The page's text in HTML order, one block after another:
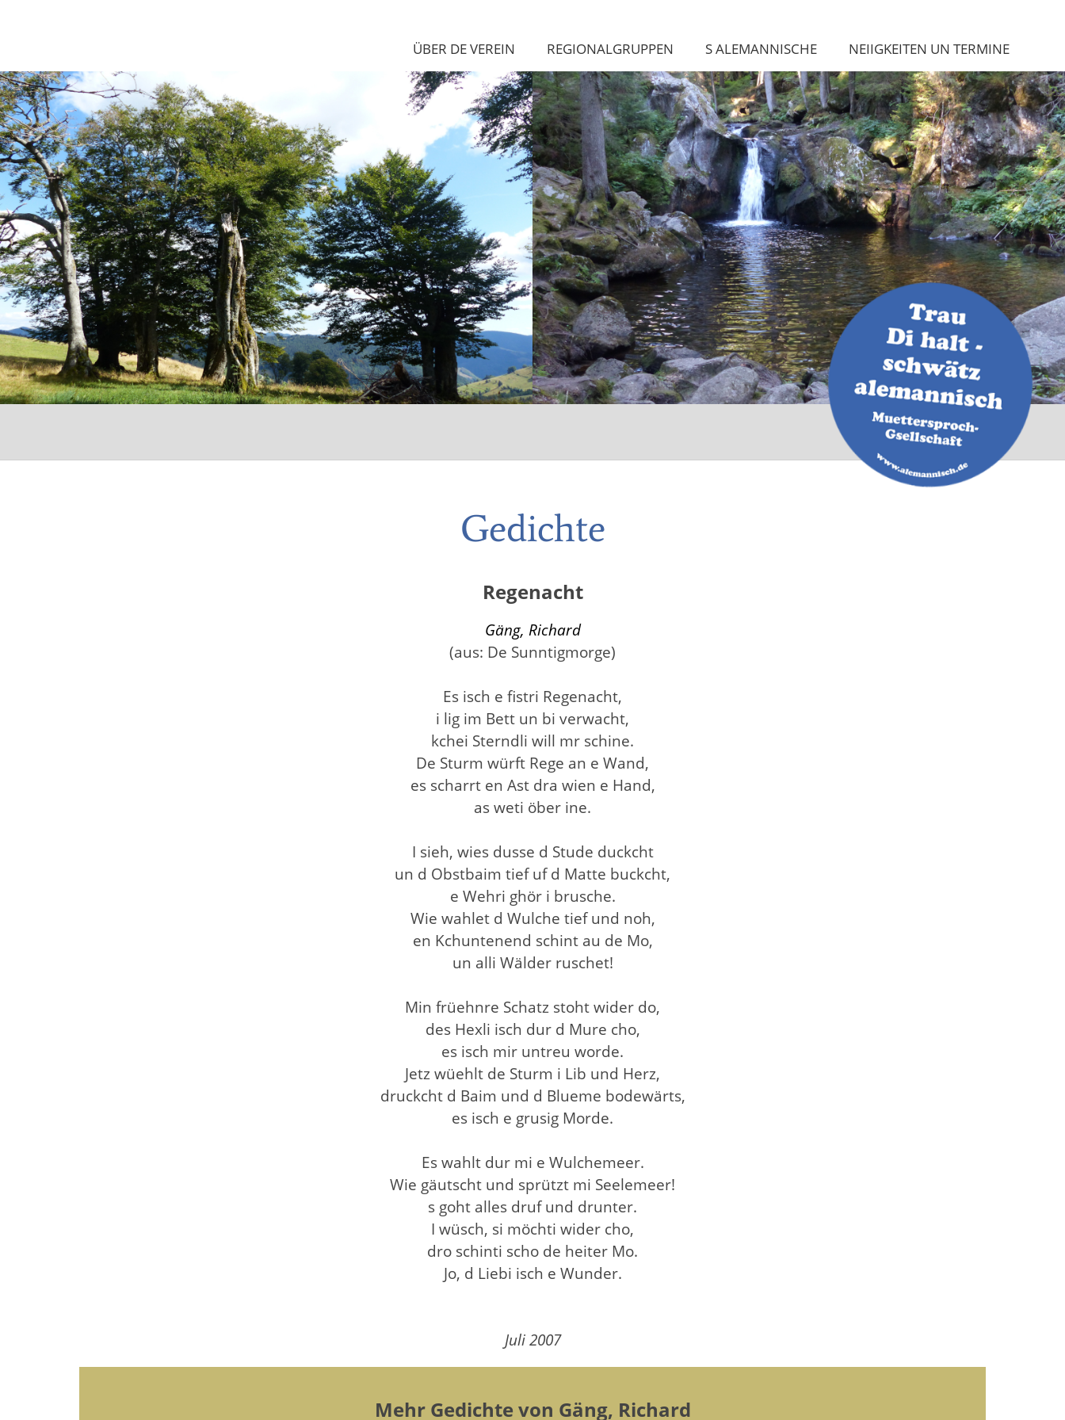
ÜBER DE VEREIN REGIONALGRUPPEN S ALEMANNISCHE NEIIGKEITEN UN TERMINE
Gedichte
Regenacht
Gäng, Richard
(aus: De Sunntigmorge)
Es isch e fistri Regenacht,
i lig im Bett un bi verwacht,
kchei Sterndli will mr schine.
De Sturm würft Rege an e Wand,
es scharrt en Ast dra wien e Hand,
as weti öber ine.
I sieh, wies dusse d Stude duckcht
un d Obstbaim tief uf d Matte buckcht,
e Wehri ghör i brusche.
Wie wahlet d Wulche tief und noh,
en Kchuntenend schint au de Mo,
un alli Wälder ruschet!
Min früehnre Schatz stoht wider do,
des Hexli isch dur d Mure cho,
es isch mir untreu worde.
Jetz wüehlt de Sturm i Lib und Herz,
druckcht d Baim und d Blueme bodewärts,
es isch e grusig Morde.
Es wahlt dur mi e Wulchemeer.
Wie gäutscht und sprützt mi Seelemeer!
s goht alles druf und drunter.
I wüsch, si möchti wider cho,
dro schinti scho de heiter Mo.
Jo, d Liebi isch e Wunder.
Juli 2007
Mehr Gedichte von Gäng, Richard